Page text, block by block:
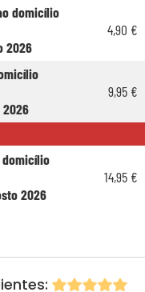
domicílio
2026
4,90 €
9,95 €
2026
14,95 €